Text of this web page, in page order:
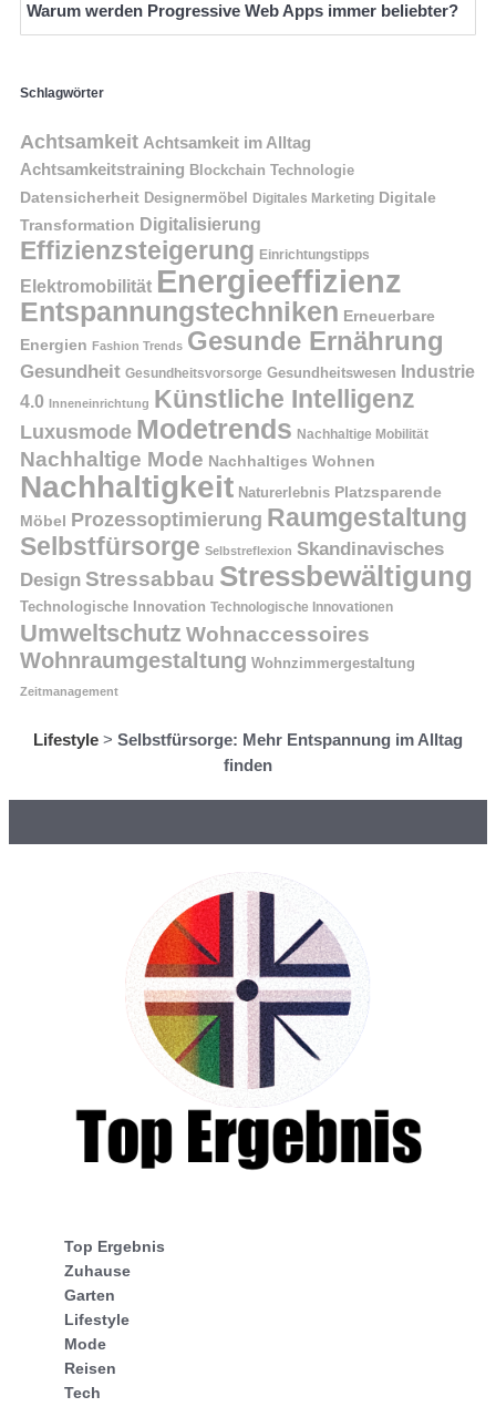
Warum werden Progressive Web Apps immer beliebter?
Schlagwörter
Achtsamkeit Achtsamkeit im Alltag
Achtsamkeitstraining Blockchain Technologie
Datensicherheit Designermöbel Digitales Marketing Digitale
Transformation Digitalisierung
Effizienzsteigerung Einrichtungstipps
Elektromobilität Energieeffizienz
Entspannungstechniken Erneuerbare
Energien Fashion Trends Gesunde Ernährung
Gesundheit Gesundheitsvorsorge Gesundheitswesen Industrie
4.0 Inneneinrichtung Künstliche Intelligenz
Luxusmode Modetrends Nachhaltige Mobilität
Nachhaltige Mode Nachhaltiges Wohnen
Nachhaltigkeit Naturerlebnis Platzsparende
Möbel
Prozessoptimierung Raumgestaltung
Selbstfürsorge Selbstreflexion Skandinavisches
Design Stressabbau Stressbewältigung
Technologische Innovation Technologische Innovationen
Umweltschutz Wohnaccessoires
Wohnraumgestaltung Wohnzimmergestaltung
Zeitmanagement
Lifestyle > Selbstfürsorge: Mehr Entspannung im Alltag
finden
Top Ergebnis
Zuhause
Garten
Lifestyle
Mode
Reisen
Tech